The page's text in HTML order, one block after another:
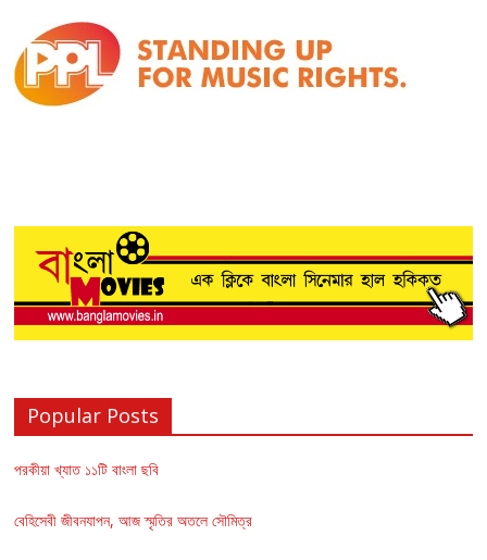
Popular Posts
পরকীয়া খ্যাত ১১টি বাংলা ছবি
বেহিসেবী জীবনযাপন, আজ স্মৃতির অতলে সৌমিত্র